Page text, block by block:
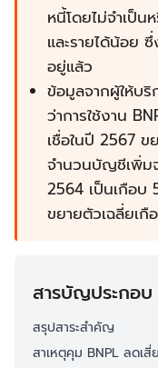
หนี้โดยไม่จำเป็น
และรายได้น้อย
อยู่แล้ว
ข้อมูลจากผู้ให้บ
ว่าการใช้งาน
เชื่อในปี 2567
จำนวนบัญชีเพิ่ม
2564 เป็นเกือบ
ขยายตัวเฉลี่ยเ
สารบัญประกอบ
สรุปสาระสำคัญ
สาเหตุคุม BNPL ลดเสี่